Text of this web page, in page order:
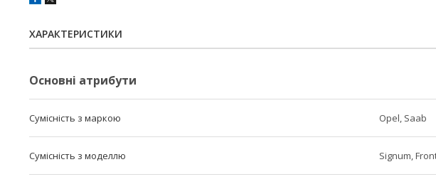
ХАРАКТЕРИСТИКИ
Основні атрибути
Сумісність з маркою Opel, Saab
Сумісність з моделлю Signum,